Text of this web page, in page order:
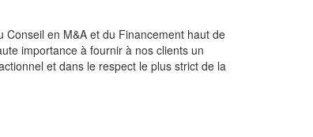
en M&A et du Financement haut de
importance à fournir à nos clients un
et dans le respect le plus strict de la